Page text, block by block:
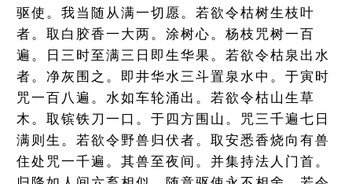
驱使。我当随从满一切愿。若欲令枯树生枝叶
者。取白胶香一大两。涂树心。杨枝咒树一百
遍。日三时至满三日即生华果。若欲令枯泉出水
者。净灰围之。即井华水三斗置泉水中。于寅时
咒一百八遍。水如车轮涌出。若欲令枯山生草
木。取镔铁刀一口。于四方围山。咒三千遍七日
满则生。若欲令野兽归伏者。取安悉香烧向有兽
住处咒一千遍。其兽至夜间。并集持法人门首。